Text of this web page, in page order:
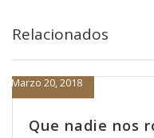
Relacionados
Que nadie nos
Marzo 20, 2018